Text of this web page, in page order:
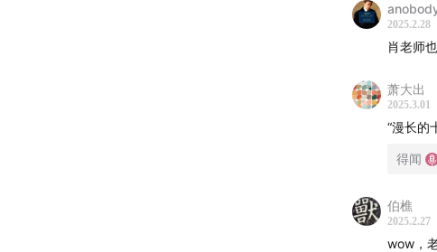
《致科学》
《尤里卡》
《凹凸山的
《催眠启示
《瓦尔德马
2025.2.28
肖老师
萧大出
2025.3.01
“漫长的
得闻
伯樵
2025.2.27
wow，